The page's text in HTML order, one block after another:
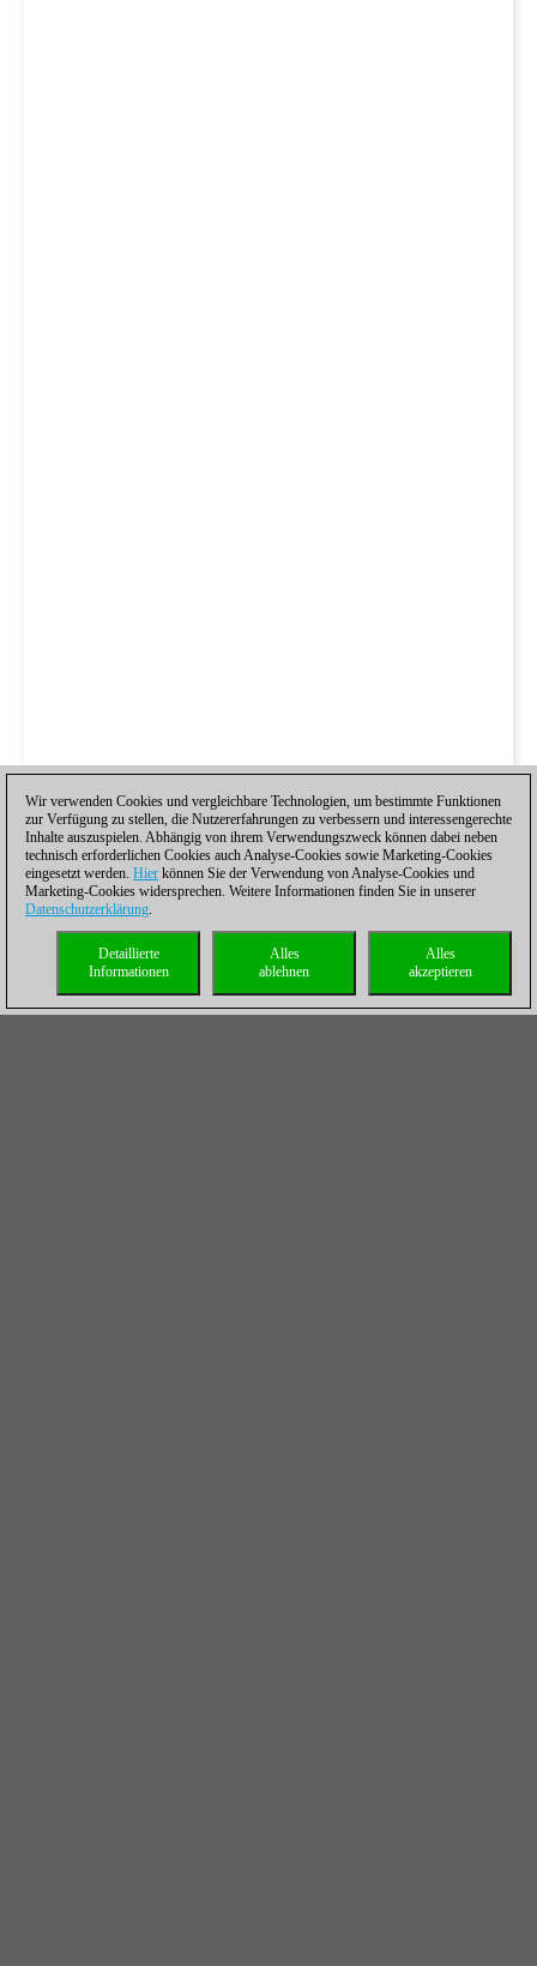
Wir verwenden Cookies und vergleichbare Technologien, um bestimmte Funktionen
zur Verfügung zu stellen, die Nutzererfahrungen zu verbessern und interessengerechte
Inhalte auszuspielen. Abhängig von ihrem Verwendungszweck können dabei neben
technisch erforderlichen Cookies auch Analyse-Cookies sowie Marketing-Cookies
eingesetzt werden. Hier können Sie der Verwendung von Analyse-Cookies und
Marketing-Cookies widersprechen. Weitere Informationen finden Sie in unserer
Datenschutzerklärung.
Alles
akzeptieren
Alles
ablehnen
Detaillierte
Informationen